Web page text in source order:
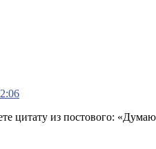
цитату из постового: